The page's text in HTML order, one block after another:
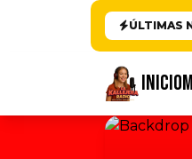
ÚLTIMAS
INICIO